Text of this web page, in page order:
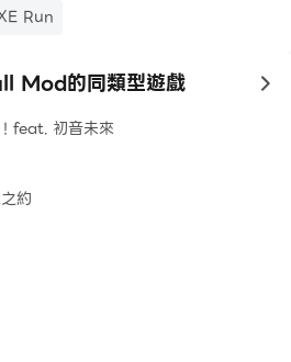
Run
Mod的同類型遊戲 to
feat. 初音未來
約